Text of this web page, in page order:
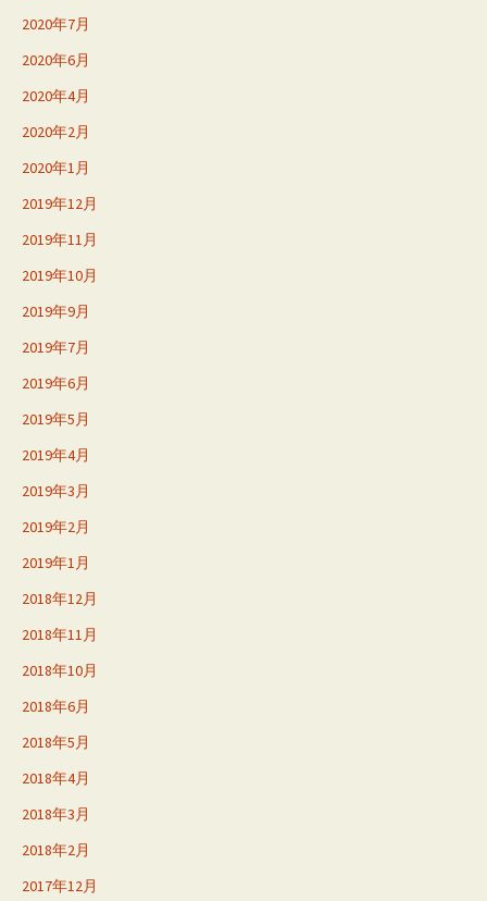
2020年7月
2020年6月
2020年4月
2020年2月
2020年1月
2019年12月
2019年11月
2019年10月
2019年9月
2019年7月
2019年6月
2019年5月
2019年4月
2019年3月
2019年2月
2019年1月
2018年12月
2018年11月
2018年10月
2018年6月
2018年5月
2018年4月
2018年3月
2018年2月
2017年12月